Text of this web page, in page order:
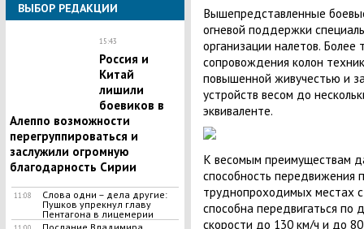
ВЫБОР РЕДАКЦИИ
15:43
Россия и
Китай
лишили
боевиков в
Алеппо возможности
перегруппироваться и
заслужили огромную
благодарность Сирии
11:08
Слова одни – дела другие:
Пушков упрекнул главу
Пентагона в лицемерии
Вышепредставленные
огневой поддержки
организации налетов.
сопровождения колон
повышенной живучестью и
устройств весом до
эквиваленте.
К весомым преимуществам
способность передвижения
труднопроходимых местах
способна передвигаться по
скорости до 130 км/ч и до